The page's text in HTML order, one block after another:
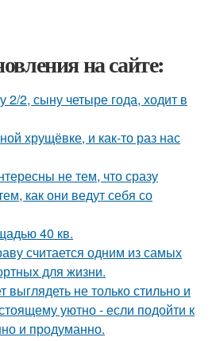
на сайте:
2/2, сыну четыре года, ходит в
хрущёвке, и как-то раз нас
не тем, что сразу
как они ведут себя со
40 кв.
считается одним из самых
для жизни.
не только стильно и
уютно - если подойти к
и продуманно.